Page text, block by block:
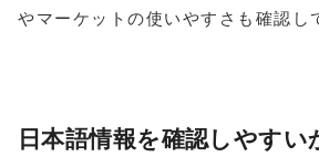
やマーケットの使いやすさも確認し
日本語情報を確認しやすい